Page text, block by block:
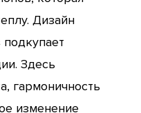
Дизайн
Здесь
гармоничность
изменение